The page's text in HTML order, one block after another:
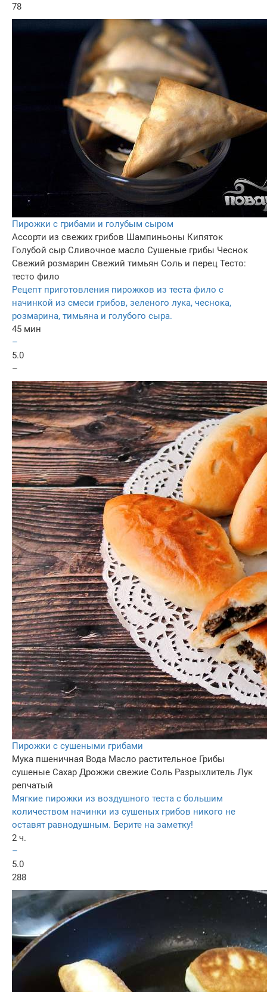
78
Пирожки с грибами и голубым сыром
Ассорти из свежих грибов Шампиньоны Кипяток
Голубой сыр Сливочное масло Сушеные грибы Чеснок
Свежий розмарин Свежий тимьян Соль и перец Тесто:
тесто фило
Рецепт приготовления пирожков из теста фило с
начинкой из смеси грибов, зеленого лука, чеснока,
розмарина, тимьяна и голубого сыра.
45 мин
–
5.0
–
Пирожки с сушеными грибами
Мука пшеничная Вода Масло растительное Грибы
сушеные Сахар Дрожжи свежие Соль Разрыхлитель Лук
репчатый
Мягкие пирожки из воздушного теста с большим
количеством начинки из сушеных грибов никого не
оставят равнодушным. Берите на заметку!
2 ч.
–
5.0
288